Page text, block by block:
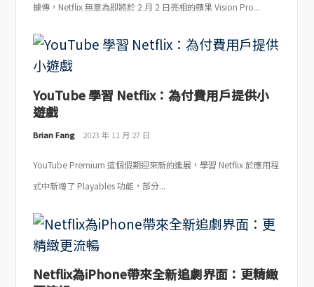
據傳，Netflix 無意為即將於 2 月 2 日亮相的蘋果 Vision Pro...
YouTube 學習 Netflix：為付費用戶提供小
遊戲
Brian Fang 2023 年 11 月 27 日
YouTube Premium 這個假期迎來新的進展，學習 Netflix 於應用程
式中新增了 Playables 功能，部分...
Netflix為iPhone帶來全新追劇界面：更精緻